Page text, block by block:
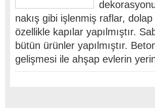
nakış gibi işlenmiş raflar,
özellikle kapılar yapılmıştır.
bütün ürünler yapılmıştır.
gelişmesi ile ahşap evlerin